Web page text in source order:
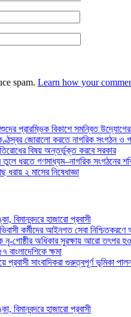
spam. Learn how your
প্রারম্ভিক বিকাশে সমন্বিত
কণ্ঠস্বর জোরালো করতে নাগরিক সংগঠন
বিষয় অন্তর্ভুক্ত করবে সরকার
ধরতে গণমাধ্যম–নাগরিক সংগঠনের
ধরায় ২ মাসের নিষেধাজ্ঞা
বিমানবন্দরে হাজারো প্রবাসী
কর্মীদের আইনগত সেবা
নৃ-গোষ্ঠীর অধিকার সুরক্ষায় আরো তৎপর
ক্ষমা
প্রবাসী সাংবাদিকরা গুরুত্বপূর্ণ ভূমিকা
বিমানবন্দরে হাজারো প্রবাসী